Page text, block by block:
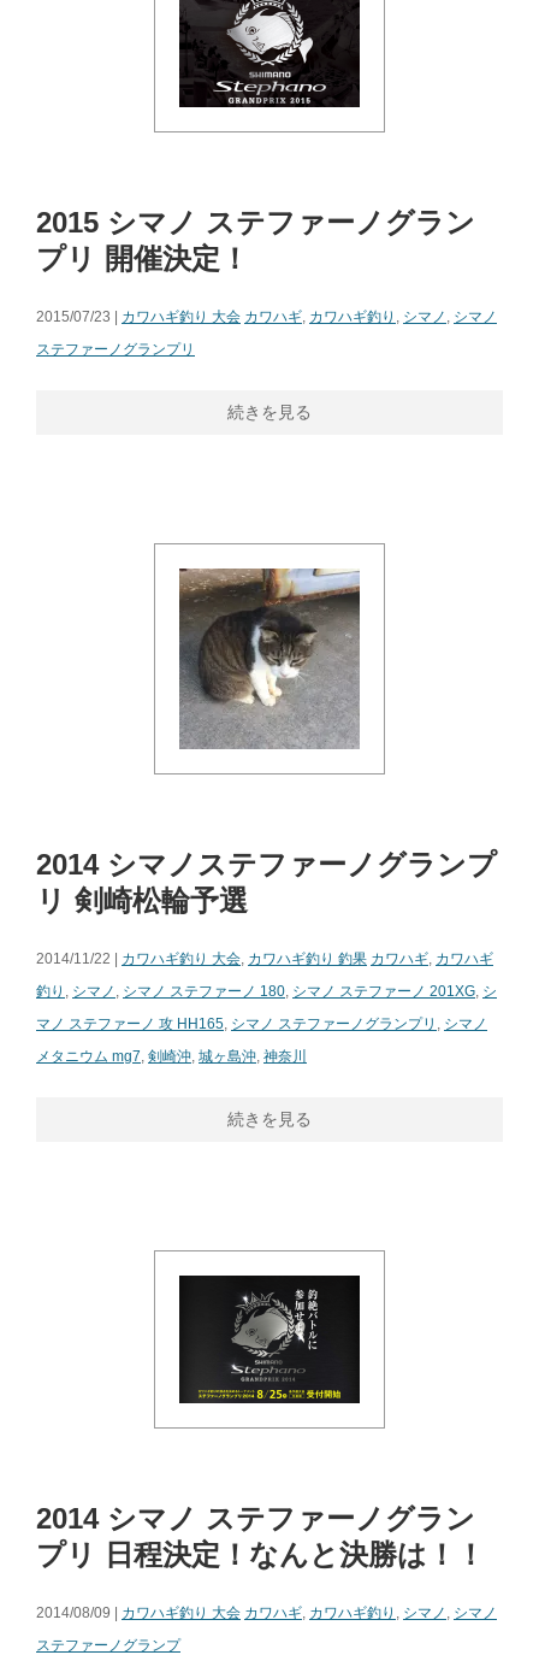
2015 シマノ ステファーノグラン
プリ 開催決定！
2015/07/23 | カワハギ釣り 大会 カワハギ, カワハギ釣り , シマノ , シマノ
ステファーノグランプリ
続きを見る
2014 シマノステファーノグランプ
リ 剣崎松輪予選
2014/11/22 | カワハギ釣り 大会, カワハギ釣り 釣果 カワハギ, カワハギ
釣り , シマノ , シマノ ステファーノ 180, シマノ ステファーノ 201XG, シ
マノ ステファーノ 攻 HH165, シマノ ステファーノグランプリ , シマノ
メタニウム mg7, 剣崎沖, 城ヶ島沖, 神奈川
続きを見る
2014 シマノ ステファーノグラン
プリ 日程決定！なんと決勝は！！
2014/08/09 | カワハギ釣り 大会 カワハギ, カワハギ釣り , シマノ , シマノ
ステファーノグランプ